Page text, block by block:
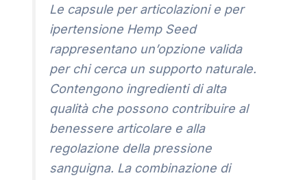
Le capsule per articolazioni e per
ipertensione Hemp Seed
rappresentano un’opzione valida
per chi cerca un supporto naturale.
Contengono ingredienti di alta
qualità che possono contribuire al
benessere articolare e alla
regolazione della pressione
sanguigna. La combinazione di